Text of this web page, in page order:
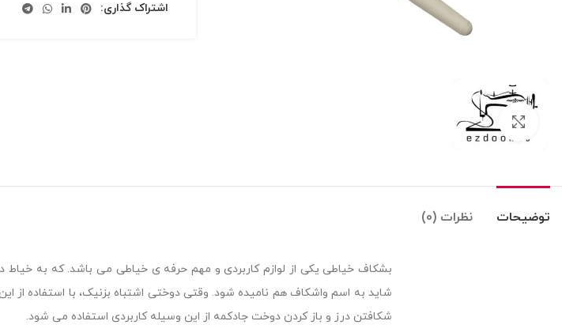
بزرگنمایی تصویر
اشتراک گذاری:
توضیحات نظرات (0)
بشکاف خیاطی یکی از لوازم کاربردی و مهم حرفه ی خیاطی می باشد. که به خیاط
شاید به اسم واشکاف هم نامیده شود. وقتی دوختی اشتباه بزنیک، با استفاده از
شکافتن درز و باز کردن دوخت جادکمه از این وسیله کاربردی استفاده می شود.